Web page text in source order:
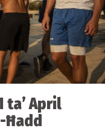
ta’ April
Ħadd